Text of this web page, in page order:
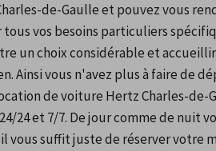
de-Gaulle et pouvez vous
vos besoins particuliers
un choix considérable et
Ainsi vous n'avez plus à faire de
de voiture Hertz Charles-de-
24 et 7/7. De jour comme de nuit
suffit juste de réserver votre